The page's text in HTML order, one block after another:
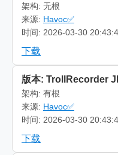
架构: 无根
来源: Havoc✅
时间: 2026-03-30
下载
版本: TrollRecorder
架构: 有根
来源: Havoc✅
时间: 2026-03-30
下载